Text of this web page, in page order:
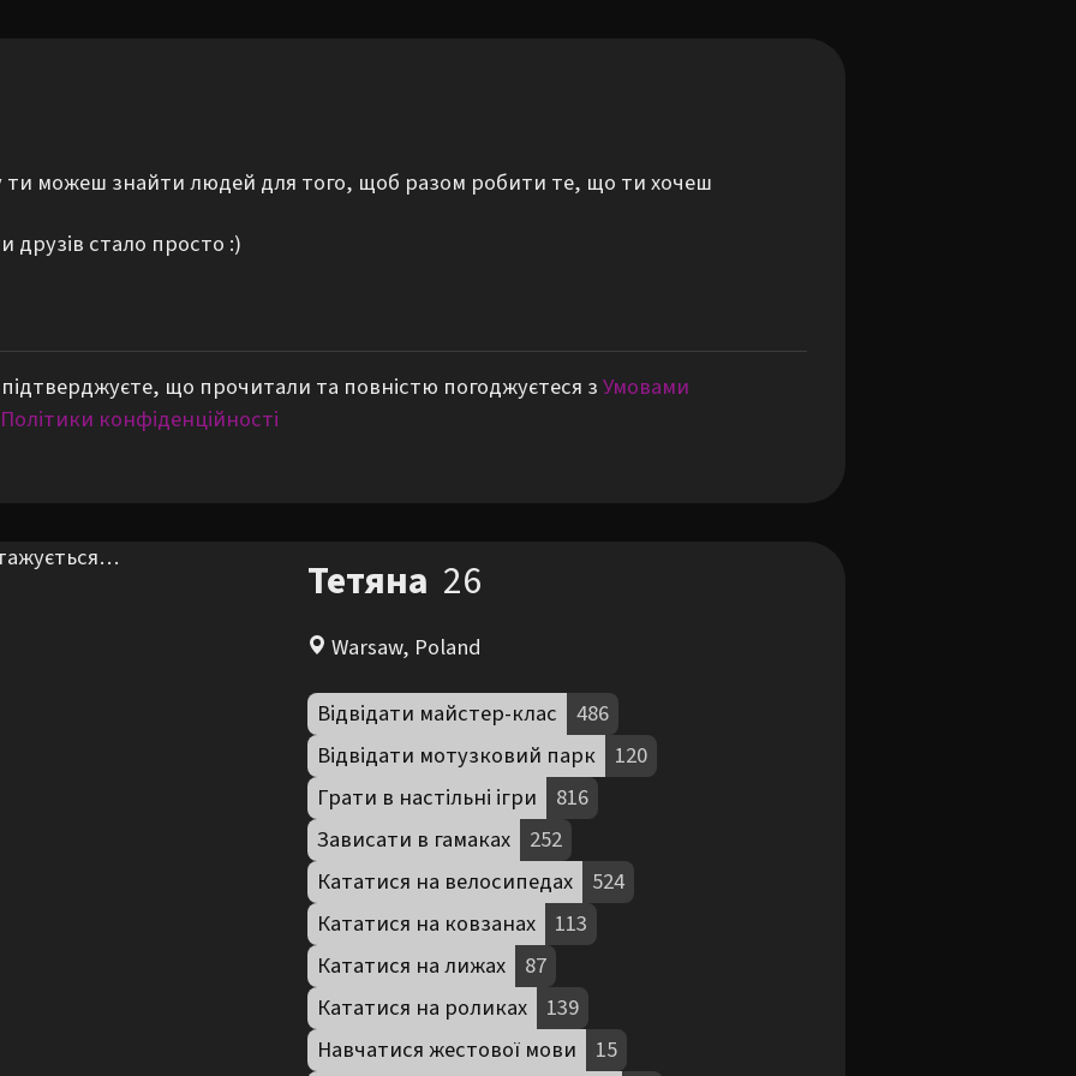
ти можеш знайти людей для того, щоб разом робити те, що ти хочеш
стало просто :)
що прочитали та повністю погоджуєтеся зУмовами
Політики конфіденційності
Тетяна 26
Warsaw, Poland
Відвідати майстер-клас
486
Відвідати мотузковий парк
120
Грати в настільні ігри
816
Зависати в гамаках
252
Кататися на велосипедах
524
Кататися на ковзанах
113
Кататися на лижах
87
Кататися на роликах
139
Навчатися жестової мови
15